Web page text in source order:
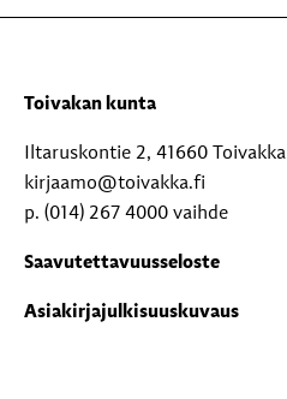
Toivakan kunta
Iltaruskontie 2, 41660 Toivakka
kirjaamo@toivakka.fi
p. (014) 267 4000 vaihde
Saavutettavuusseloste
Asiakirjajulkisuuskuvaus